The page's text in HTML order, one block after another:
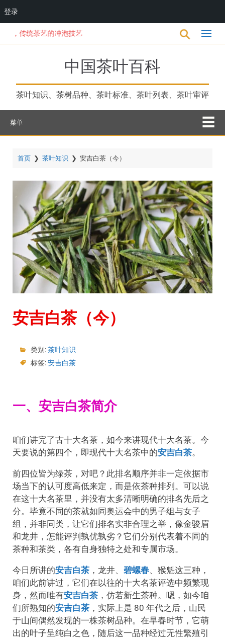
到
茶艺的冲泡技艺
中国茶叶百科
茶叶知识、茶树品种、茶叶标准、茶叶列表、茶叶审评
菜单
首页 ❯ 茶叶知识 ❯ 安吉白茶（今）
安吉白茶（今）
类别:茶叶知识
标签:安吉白茶
一、安吉白茶简介
咱们讲完了古十大名茶，如今来讲现代十大名茶。今
天要说的第四个，即现代十大名茶中的安吉白茶。
前四位皆为绿茶，对吧？此排名顺序并非一定依据市
场当下的认可度高低来定，而是依茶种排列。可以说
在这十大名茶里，并没有太多清晰明确的排名先后之
分。毕竟不同的茶就如同奥运会中的男子组与女子
组，并非同类，让它们排名实非合理之举，像金骏眉
和龙井，怎能评判孰优孰劣？它们分别代表着不同的
茶种和茶类，各有自身独特之处和专属市场。
今日所讲的安吉白茶 ，龙井、 碧螺春、猴魁这三种，
咱们此前讲过，它们在以往的十大名茶评选中频繁现
身，然而唯有安吉白茶 ，仿若新生茶种。嗯，如今咱
们所熟知的安吉白茶 ，实际上是 80 年代之后，山民
于山间偶然发现的一株茶树品种。在早春时节，它萌
出的叶子呈纯白之色，随后这一品种经过无性繁殖引
登录